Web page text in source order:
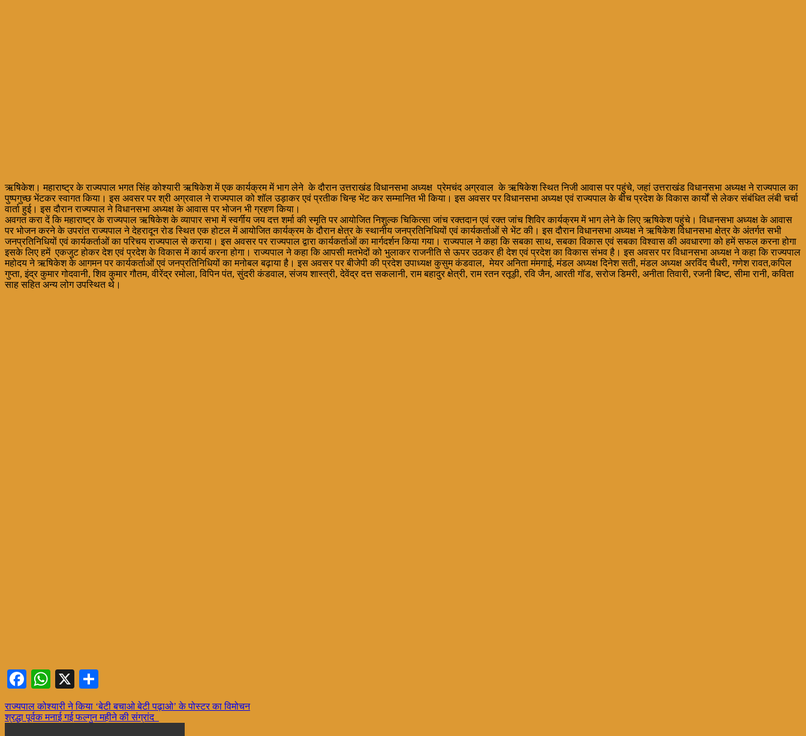
ऋषिकेश। महाराष्ट्र के राज्यपाल भगत सिंह कोश्यारी ऋषिकेश में एक कार्यक्रम में भाग लेने के दौरान उत्तराखंड विधानसभा अध्यक्ष प्रेमचंद अग्रवाल के ऋषिकेश स्थित निजी आवास पर पहुंचे, जहां उत्तराखंड विधानसभा अध्यक्ष ने राज्यपाल का
पुष्पगुच्छ भेंटकर स्वागत किया। इस अवसर पर श्री अग्रवाल ने राज्यपाल को शॉल उड़ाकर एवं प्रतीक चिन्ह भेंट कर सम्मानित भी किया। इस अवसर पर विधानसभा अध्यक्ष एवं राज्यपाल के बीच प्रदेश के विकास कार्यों से लेकर संबंधित लंबी चर्चा
वार्ता हुई। इस दौरान राज्यपाल ने विधानसभा अध्यक्ष के आवास पर भोजन भी ग्रहण किया।
अवगत करा दें कि महाराष्ट्र के राज्यपाल ऋषिकेश के व्यापार सभा में स्वर्गीय जय दत्त शर्मा की स्मृति पर आयोजित निशुल्क चिकित्सा जांच रक्तदान एवं रक्त जांच शिविर कार्यक्रम में भाग लेने के लिए ऋषिकेश पहुंचे। विधानसभा अध्यक्ष के आवास
पर भोजन करने के उपरांत राज्यपाल ने देहरादून रोड स्थित एक होटल में आयोजित कार्यक्रम के दौरान क्षेत्र के स्थानीय जनप्रतिनिधियों एवं कार्यकर्ताओं से भेंट की। इस दौरान विधानसभा अध्यक्ष ने ऋषिकेश विधानसभा क्षेत्र के अंतर्गत सभी
जनप्रतिनिधियों एवं कार्यकर्ताओं का परिचय राज्यपाल से कराया। इस अवसर पर राज्यपाल द्वारा कार्यकर्ताओं का मार्गदर्शन किया गया। राज्यपाल ने कहा कि सबका साथ, सबका विकास एवं सबका विश्वास की अवधारणा को हमें सफल करना होगा
इसके लिए हमें एकजुट होकर देश एवं प्रदेश के विकास में कार्य करना होगा। राज्यपाल ने कहा कि आपसी मतभेदों को भुलाकर राजनीति से ऊपर उठकर ही देश एवं प्रदेश का विकास संभव है। इस अवसर पर विधानसभा अध्यक्ष ने कहा कि राज्यपाल
महोदय ने ऋषिकेश के आगमन पर कार्यकर्ताओं एवं जनप्रतिनिधियों का मनोबल बढ़ाया है। इस अवसर पर बीजेपी की प्रदेश उपाध्यक्ष कुसुम कंडवाल, मेयर अनिता मंमगाई, मंडल अध्यक्ष दिनेश सती, मंडल अध्यक्ष अरविंद चैधरी, गणेश रावत,कपिल
गुप्ता, इंद्र कुमार गोदवानी, शिव कुमार गौतम, वीरेंद्र रमोला, विपिन पंत, सुंदरी कंडवाल, संजय शास्त्री, देवेंद्र दत्त सकलानी, राम बहादुर क्षेत्री, राम रतन रतूड़ी, रवि जैन, आरती गॉड, सरोज डिमरी, अनीता तिवारी, रजनी बिष्ट, सीमा रानी, कविता
साह सहित अन्य लोग उपस्थित थे।
Facebook
WhatsApp
X
Post
navigation
राज्यपाल कोश्यारी ने किया ‘बेटी बचाओ बेटी पढ़ाओ’ के पोस्टर का विमोचन
श्रद्धा पूर्वक मनाई गई फल्गुन महीने की संग्रांद